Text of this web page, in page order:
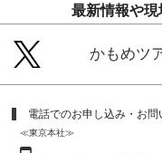
最新情報や現
かもめツ
電話でのお申し込み・お問
≪東京本社≫